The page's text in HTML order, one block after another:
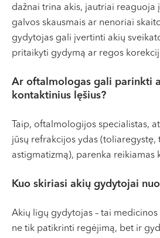
dažnai trina akis, jautriai reaguoja
galvos skausmais ar nenoriai
gydytojas gali įvertinti akių
pritaikyti gydymą ar regos
Ar oftalmologas gali parinkti
kontaktinius lęšius?
Taip, oftalmologijos specialistas,
jūsų refrakcijos ydas
astigmatizmą), parenka reikiamas
Kuo skiriasi akių gydytojai
Akių ligų gydytojas – tai
ne tik patikrinti regėjimą, bet ir